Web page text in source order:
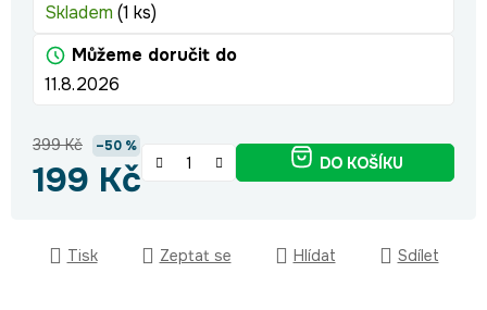
Skladem (1 ks)
Můžeme doručit do
11.8.2026
399 Kč –50 %
199 Kč DO KOŠÍKU
Tisk Zeptat se Hlídat Sdílet